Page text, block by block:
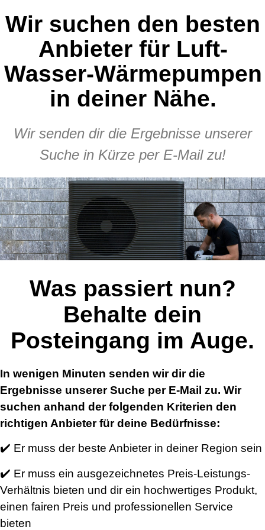
Wir suchen den besten
Anbieter für Luft-
Wasser-Wärmepumpen
in deiner Nähe.
Wir senden dir die Ergebnisse unserer
Suche in Kürze per E-Mail zu!
Was passiert nun?
Behalte dein
Posteingang im Auge.
In wenigen Minuten senden wir dir die
Ergebnisse unserer Suche per E-Mail zu. Wir
suchen anhand der folgenden Kriterien den
richtigen Anbieter für deine Bedürfnisse:
✔️ Er muss der beste Anbieter in deiner Region sein
✔️ Er muss ein ausgezeichnetes Preis-Leistungs-
Verhältnis bieten und dir ein hochwertiges Produkt,
einen fairen Preis und professionellen Service
bieten